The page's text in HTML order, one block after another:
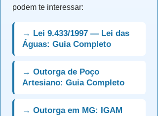
podem te interessar:
→ Lei 9.433/1997 — Lei das
Águas: Guia Completo
→ Outorga de Poço
Artesiano: Guia Completo
→ Outorga em MG: IGAM